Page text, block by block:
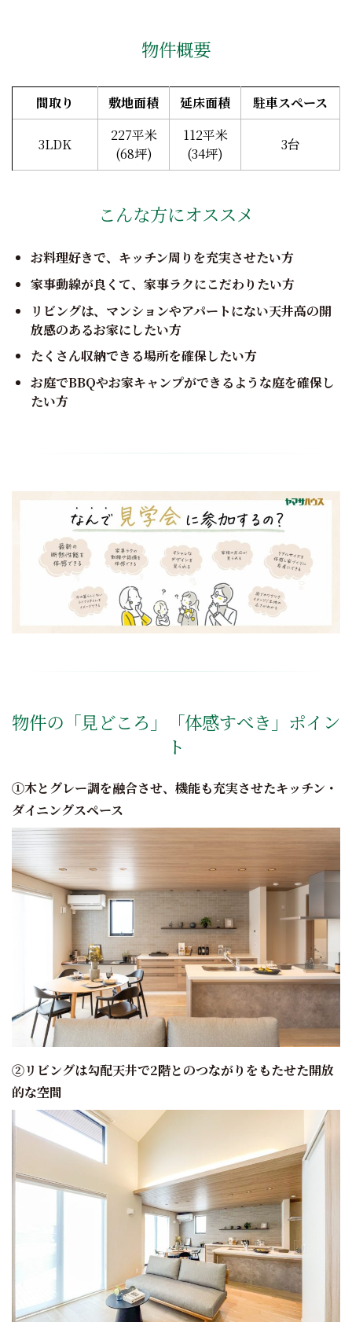
物件概要
間取り 敷地面積 延床面積 駐車スペース
3LDK
227平米
(68坪)
112平米
(34坪)
3台
こんな方にオススメ
お料理好きで、キッチン周りを充実させたい方
家事動線が良くて、家事ラクにこだわりたい方
リビングは、マンションやアパートにない天井高の開
放感のあるお家にしたい方
たくさん収納できる場所を確保したい方
お庭でBBQやお家キャンプができるような庭を確保し
たい方
物件の「見どころ」「体感すべき」ポイン
ト
①木とグレー調を融合させ、機能も充実させたキッチン・
ダイニングスペース
②リビングは勾配天井で2階とのつながりをもたせた開放
的な空間